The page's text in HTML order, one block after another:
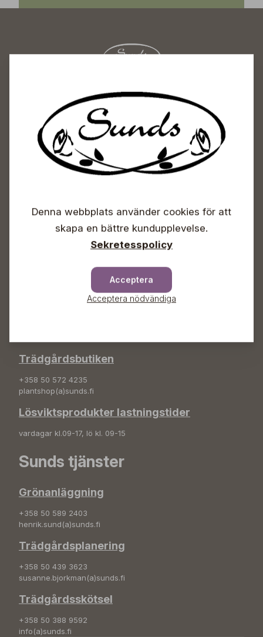
Sunds Trädgårdscenter
Öppet
Vardagar 09-18
Lördagar 09-16
Söndagar Självbetjäning
+358 50 388 9592
Blombeställningar
Trädgårdsbutiken
+358 50 572 4235
plantshop(a)sunds.fi
Lösviktsprodukter lastningstider
vardagar kl.09-17, lö kl. 09-15
Sunds tjänster
Grönanläggning
+358 50 589 2403
henrik.sund(a)sunds.fi
Trädgårdsplanering
+358 50 439 3623
susanne.bjorkman(a)sunds.fi
Trädgårdsskötsel
+358 50 388 9592
info(a)sunds.fi
Denna webbplats använder cookies för att
skapa en bättre kundupplevelse.
Sekretesspolicy
Acceptera
Acceptera nödvändiga